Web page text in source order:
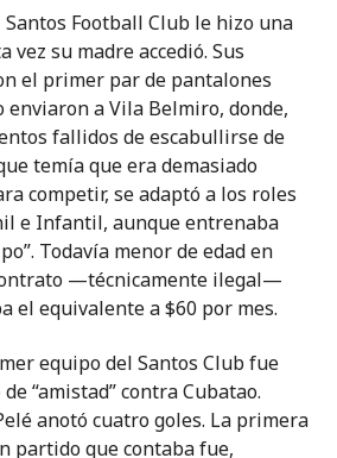
Santos Football Club le hizo una
vez su madre accedió. Sus
el primer par de pantalones
enviaron a Vila Belmiro, donde,
fallidos de escabullirse de
temía que era demasiado
competir, se adaptó a los roles
e Infantil, aunque entrenaba
Todavía menor de edad en
—técnicamente ilegal—
el equivalente a $60 por mes.
equipo del Santos Club fue
“amistad” contra Cubatao.
anotó cuatro goles. La primera
partido que contaba fue,